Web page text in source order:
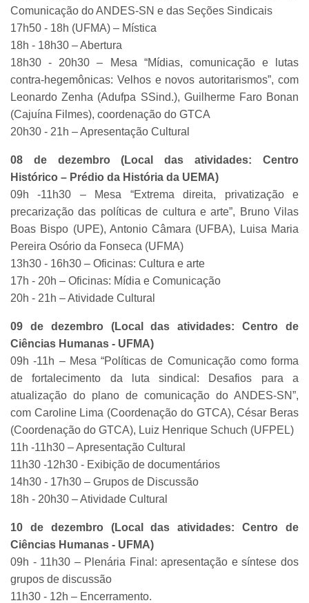
Comunicação do ANDES-SN e das Seções Sindicais
17h50 - 18h (UFMA) – Mística
18h - 18h30 – Abertura
18h30 - 20h30 – Mesa “Mídias, comunicação e lutas
contra-hegemônicas: Velhos e novos autoritarismos”, com
Leonardo Zenha (Adufpa SSind.), Guilherme Faro Bonan
(Cajuína Filmes), coordenação do GTCA
20h30 - 21h – Apresentação Cultural
08 de dezembro (Local das atividades: Centro
Histórico – Prédio da História da UEMA)
09h -11h30 – Mesa “Extrema direita, privatização e
precarização das políticas de cultura e arte”, Bruno Vilas
Boas Bispo (UPE), Antonio Câmara (UFBA), Luisa Maria
Pereira Osório da Fonseca (UFMA)
13h30 - 16h30 – Oficinas: Cultura e arte
17h - 20h – Oficinas: Mídia e Comunicação
20h - 21h – Atividade Cultural
09 de dezembro (Local das atividades: Centro de
Ciências Humanas - UFMA)
09h -11h – Mesa “Políticas de Comunicação como forma
de fortalecimento da luta sindical: Desafios para a
atualização do plano de comunicação do ANDES-SN”,
com Caroline Lima (Coordenação do GTCA), César Beras
(Coordenação do GTCA), Luiz Henrique Schuch (UFPEL)
11h -11h30 – Apresentação Cultural
11h30 -12h30 - Exibição de documentários
14h30 - 17h30 – Grupos de Discussão
18h - 20h30 – Atividade Cultural
10 de dezembro (Local das atividades: Centro de
Ciências Humanas - UFMA)
09h - 11h30 – Plenária Final: apresentação e síntese dos
grupos de discussão
11h30 - 12h – Encerramento.